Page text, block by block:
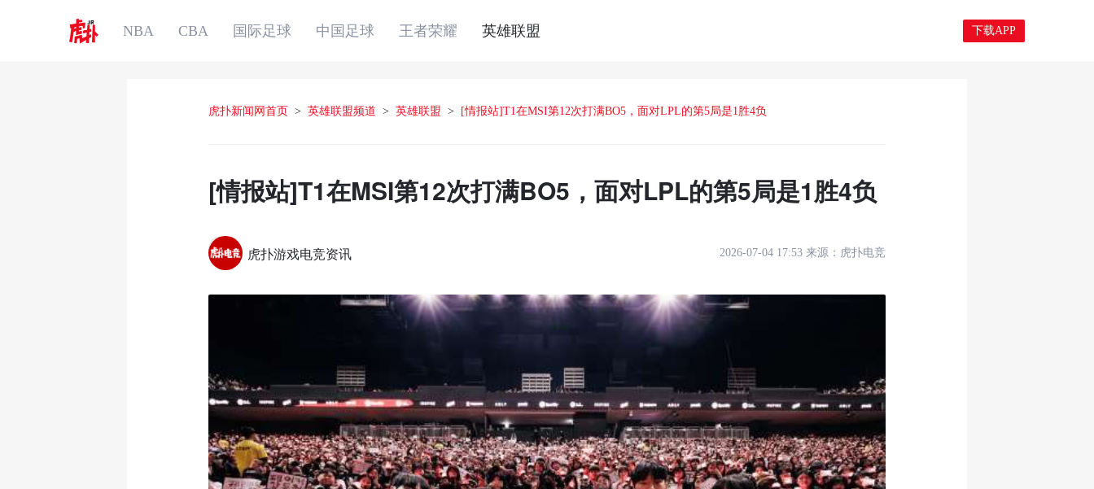
NBA CBA 国际足球 中国足球 王者荣耀 英雄联盟 下载APP
虎扑新闻网首页 > 英雄联盟频道 > 英雄联盟 > [情报站]T1在MSI第12次打满BO5，面对LPL的第5局是1胜4负
[情报站]T1在MSI第12次打满BO5，面对LPL的第5局是1胜4负
虎扑游戏电竞资讯 2026-07-04 17:53 来源： 虎扑电竞